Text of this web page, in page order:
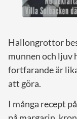
Hallongrottor
munnen och ljuv
fortfarande är
att göra.
I många recept